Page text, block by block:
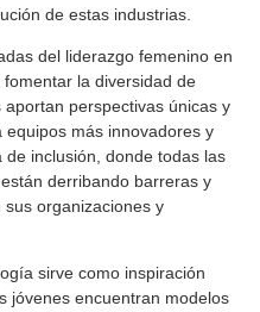
de estas industrias.
del liderazgo femenino en
la diversidad de
perspectivas únicas y
más innovadores y
inclusión, donde todas las
derribando barreras y
organizaciones y
sirve como inspiración
jóvenes encuentran modelos